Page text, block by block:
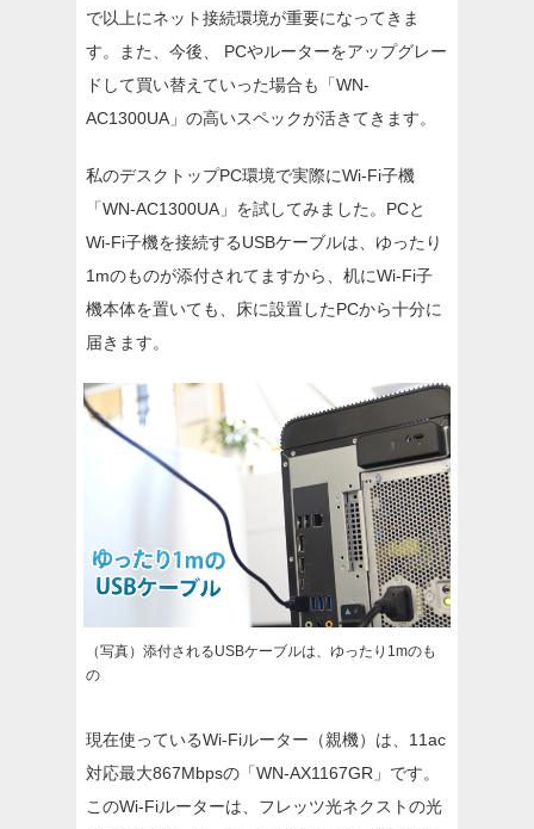
で以上にネット接続環境が重要になってきま
す。また、今後、 PCやルーターをアップグレー
ドして買い替えていった場合も「WN-
AC1300UA」の高いスペックが活きてきます。
私のデスクトップPC環境で実際にWi-Fi子機
「WN-AC1300UA」を試してみました。PCと
Wi-Fi子機を接続するUSBケーブルは、ゆったり
1mのものが添付されてますから、机にWi-Fi子
機本体を置いても、床に設置したPCから十分に
届きます。
（写真）添付されるUSBケーブルは、ゆったり1mのも
の
現在使っているWi-Fiルーター（親機）は、11ac
対応最大867Mbpsの「WN-AX1167GR」です。
このWi-Fiルーターは、フレッツ光ネクストの光